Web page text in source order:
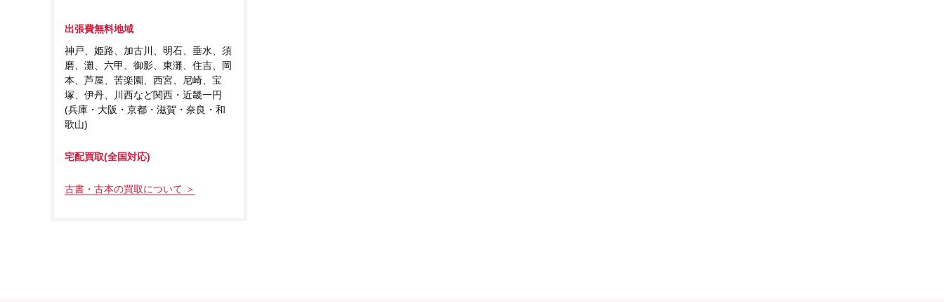
出張費無料地域
神戸、姫路、加古川、明石、垂水、須
磨、灘、六甲、御影、東灘、住吉、岡
本、芦屋、苦楽園、西宮、尼崎、宝
塚、伊丹、川西など関西・近畿一円
(兵庫・大阪・京都・滋賀・奈良・和
歌山)
宅配買取(全国対応)
古書・古本の買取について ＞